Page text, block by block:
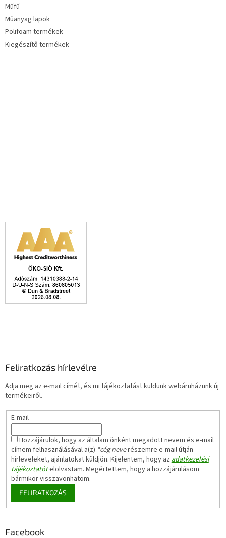
Műfű
Műanyag lapok
Polifoam termékek
Kiegészítő termékek
Feliratkozás hírlevélre
Adja meg az e-mail címét, és mi tájékoztatást küldünk webáruházunk új
termékeiről.
E-mail
Hozzájárulok, hogy az általam önként megadott nevem és e-mail
címem felhasználásával a(z) *cég neverészemre e-mail útján
hírleveleket, ajánlatokat küldjön. Kijelentem, hogy azadatkezelési
tájékoztatótelolvastam. Megértettem, hogy a hozzájárulásom
bármikor visszavonhatom.
FELIRATKOZÁS
Facebook